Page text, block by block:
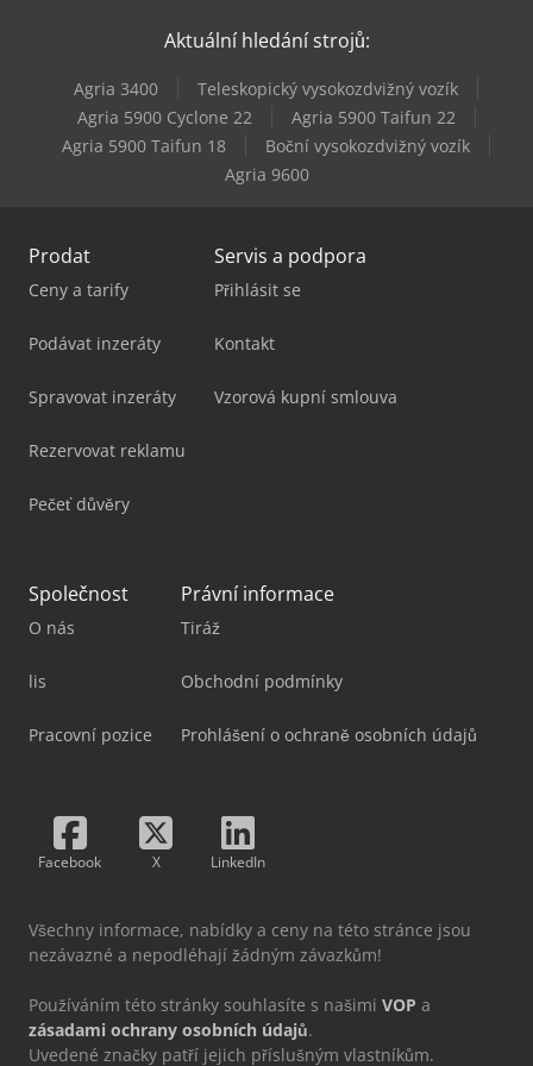
Still Rx 70-40
Still Sxh 20
Aktuální hledání strojů:
Agria 3400
Teleskopický vysokozdvižný vozík
Agria 5900 Cyclone 22
Agria 5900 Taifun 22
Agria 5900 Taifun 18
Boční vysokozdvižný vozík
Agria 9600
Prodat
Ceny a tarify
Podávat inzeráty
Spravovat inzeráty
Rezervovat reklamu
Pečeť důvěry
Servis a podpora
Přihlásit se
Kontakt
Vzorová kupní smlouva
Společnost
O nás
lis
Pracovní pozice
Právní informace
Tiráž
Obchodní podmínky
Prohlášení o ochraně osobních údajů
Facebook X LinkedIn
Všechny informace, nabídky a ceny na této stránce jsou
nezávazné a nepodléhají žádným závazkům!
Používáním této stránky souhlasíte s našimi VOP a
zásadami ochrany osobních údajů.
Uvedené značky patří jejich příslušným vlastníkům.